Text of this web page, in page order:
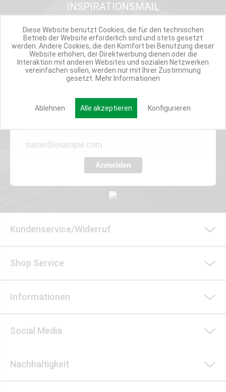
INSPIRATIONSMAIL
PRODUKTUPDATES
TOP INFORMIERT
ANGEBOTE
Werde Teil der Miweba Community!
Verpasse nie wieder exklusive Newsletter-Rabatte und Aktionen
Anmelden
Kundenservice/Widerruf
Shop Service
Informationen
Social Media
Nachhaltigkeit
Diese Website benutzt Cookies, die für den technischen
Betrieb der Website erforderlich sind und stets gesetzt
werden. Andere Cookies, die den Komfort bei Benutzung dieser
Website erhöhen, der Direktwerbung dienen oder die
Interaktion mit anderen Websites und sozialen Netzwerken
vereinfachen sollen, werden nur mit Ihrer Zustimmung
gesetzt. Mehr Informationen
Ablehnen Alle akzeptieren Konfigurieren